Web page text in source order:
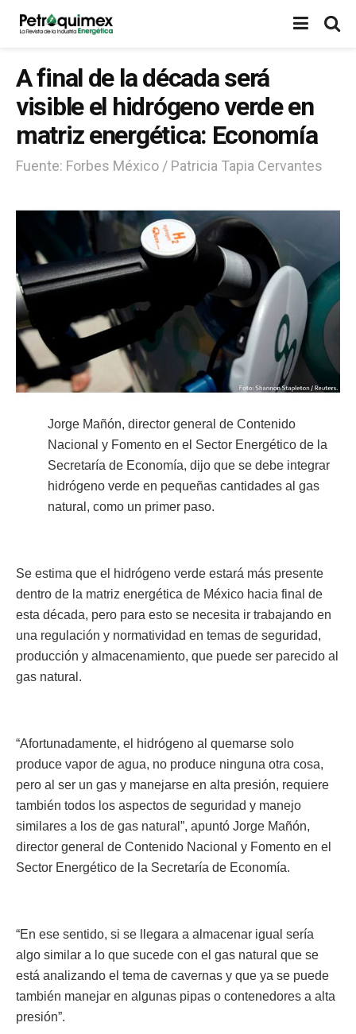
A final de la década será
visible el hidrógeno verde en
matriz energética: Economía
Fuente: Forbes México / Patricia Tapia Cervantes
Jorge Mañón, director general de Contenido
Nacional y Fomento en el Sector Energético de la
Secretaría de Economía, dijo que se debe integrar
hidrógeno verde en pequeñas cantidades al gas
natural, como un primer paso.
Se estima que el hidrógeno verde estará más presente
dentro de la matriz energética de México hacia final de
esta década, pero para esto se necesita ir trabajando en
una regulación y normatividad en temas de seguridad,
producción y almacenamiento, que puede ser parecido al
gas natural.
“Afortunadamente, el hidrógeno al quemarse solo
produce vapor de agua, no produce ninguna otra cosa,
pero al ser un gas y manejarse en alta presión, requiere
también todos los aspectos de seguridad y manejo
similares a los de gas natural”, apuntó Jorge Mañón,
director general de Contenido Nacional y Fomento en el
Sector Energético de la Secretaría de Economía.
“En ese sentido, si se llegara a almacenar igual sería
algo similar a lo que sucede con el gas natural que se
está analizando el tema de cavernas y que ya se puede
también manejar en algunas pipas o contenedores a alta
presión”.